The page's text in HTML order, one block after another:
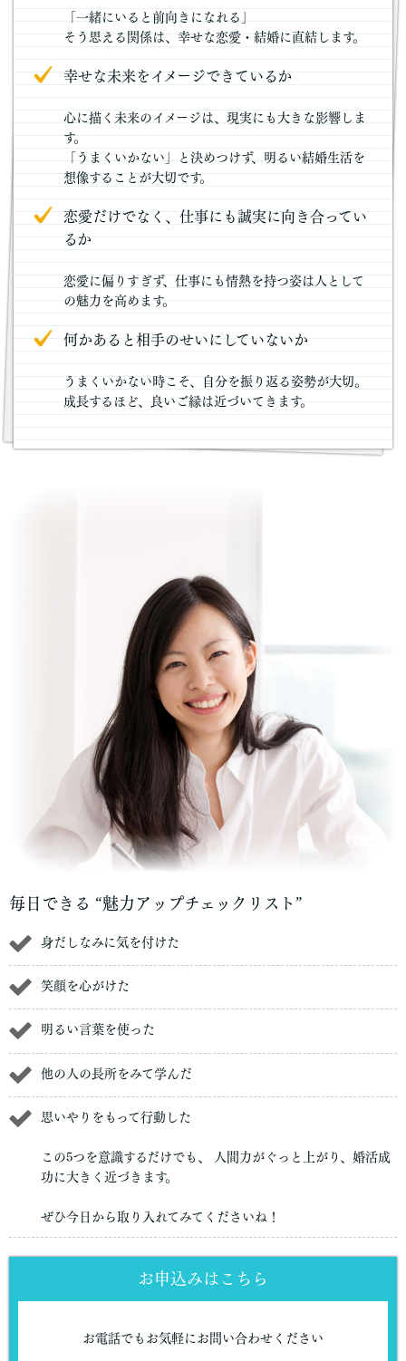
「一緒にいると前向きになれる」
そう思える関係は、幸せな恋愛・結婚に直結します。
幸せな未来をイメージできているか
心に描く未来のイメージは、現実にも大きな影響しま
す。
「うまくいかない」と決めつけず、明るい結婚生活を
想像することが大切です。
恋愛だけでなく、仕事にも誠実に向き合ってい
るか
恋愛に偏りすぎず、仕事にも情熱を持つ姿は人として
の魅力を高めます。
何かあると相手のせいにしていないか
うまくいかない時こそ、自分を振り返る姿勢が大切。
成長するほど、良いご縁は近づいてきます。
毎日できる “魅力アップチェックリスト”
身だしなみに気を付けた
笑顔を心がけた
明るい言葉を使った
他の人の長所をみて学んだ
思いやりをもって行動した
この5つを意識するだけでも、 人間力がぐっと上がり、婚活成
功に大きく近づきます。
ぜひ今日から取り入れてみてくださいね！
お申込みはこちら
お電話でもお気軽にお問い合わせください